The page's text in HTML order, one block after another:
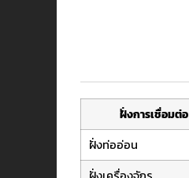
ฝั่งการเชื่อมต่อ
ฝั่งท่ออ่อน